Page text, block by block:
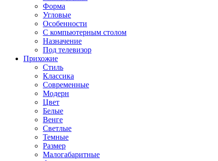
Форма
Угловые
Особенности
С компьютерным столом
Назначение
Под телевизор
Прихожие
Стиль
Классика
Современные
Модерн
Цвет
Белые
Венге
Светлые
Темные
Размер
Малогабаритные